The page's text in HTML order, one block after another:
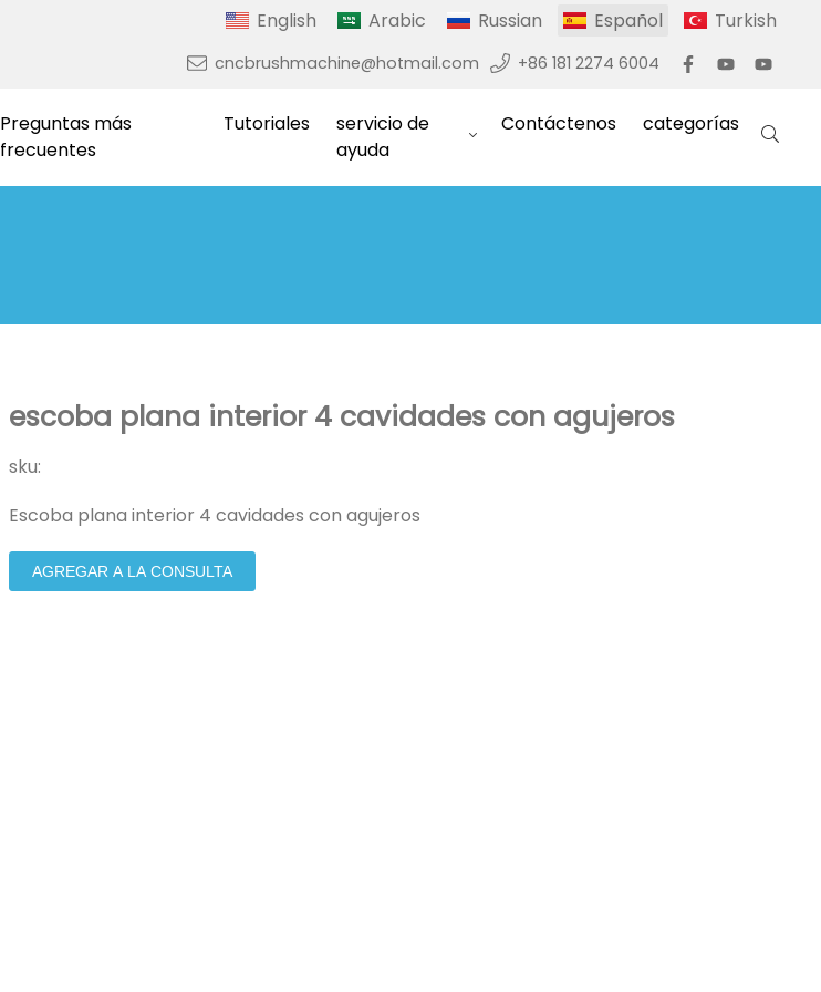
English Arabic Russian Español Turkish
cncbrushmachine@hotmail.com +86 181 2274 6004
Preguntas más
frecuentes
Tutoriales
servicio de
ayuda
Contáctenos categorías
escoba plana interior 4 cavidades con agujeros
sku:
Escoba plana interior 4 cavidades con agujeros
AGREGAR A LA CONSULTA